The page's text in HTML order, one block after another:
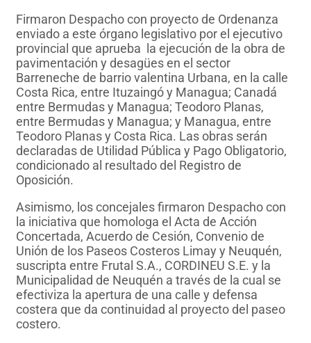
Firmaron Despacho con proyecto de Ordenanza
enviado a este órgano legislativo por el ejecutivo
provincial que aprueba la ejecución de la obra de
pavimentación y desagües en el sector
Barreneche de barrio valentina Urbana, en la calle
Costa Rica, entre Ituzaingó y Managua; Canadá
entre Bermudas y Managua; Teodoro Planas,
entre Bermudas y Managua; y Managua, entre
Teodoro Planas y Costa Rica. Las obras serán
declaradas de Utilidad Pública y Pago Obligatorio,
condicionado al resultado del Registro de
Oposición.
Asimismo, los concejales firmaron Despacho con
la iniciativa que homologa el Acta de Acción
Concertada, Acuerdo de Cesión, Convenio de
Unión de los Paseos Costeros Limay y Neuquén,
suscripta entre Frutal S.A., CORDINEU S.E. y la
Municipalidad de Neuquén a través de la cual se
efectiviza la apertura de una calle y defensa
costera que da continuidad al proyecto del paseo
costero.